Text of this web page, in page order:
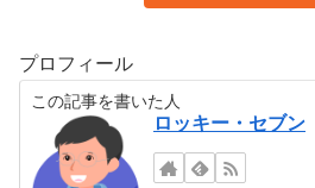
プロフィール
この記事を書いた人
ロッキー・セブン